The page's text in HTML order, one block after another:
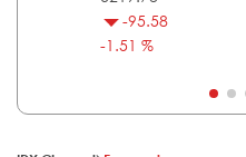
-95.58
-1.51 %